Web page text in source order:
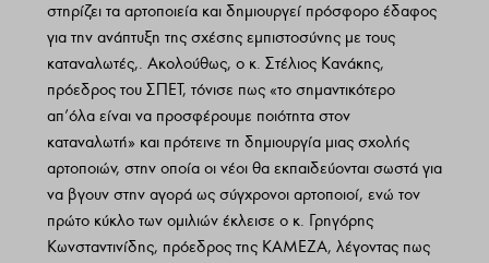
στηρίζει τα αρτοποιεία και δημιουργεί πρόσφορο έδαφος
για την ανάπτυξη της σχέσης εμπιστοσύνης με τους
καταναλωτές,. Ακολούθως, ο κ. Στέλιος Κανάκης,
πρόεδρος του ΣΠΕΤ, τόνισε πως «το σημαντικότερο
απ’όλα είναι να προσφέρουμε ποιότητα στον
καταναλωτή» και πρότεινε τη δημιουργία μιας σχολής
αρτοποιών, στην οποία οι νέοι θα εκπαιδεύονται σωστά για
να βγουν στην αγορά ως σύγχρονοι αρτοποιοί, ενώ τον
πρώτο κύκλο των ομιλιών έκλεισε ο κ. Γρηγόρης
Κωνσταντινίδης, πρόεδρος της ΚΑΜΕΖΑ, λέγοντας πως